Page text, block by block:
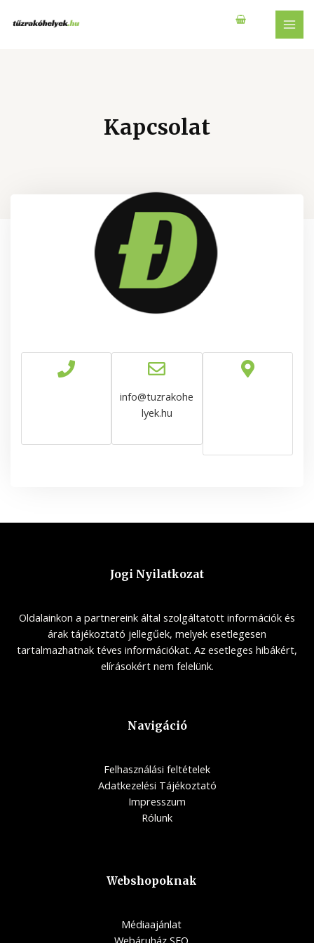
Kapcsolat
info@tuzrakohe
lyek.hu
Jogi Nyilatkozat
Oldalainkon a partnereink által szolgáltatott információk és
árak tájékoztató jellegűek, melyek esetlegesen
tartalmazhatnak téves információkat. Az esetleges hibákért,
elírásokért nem felelünk.
Navigáció
Felhasználási feltételek
Adatkezelési Tájékoztató
Impresszum
Rólunk
Webshopoknak
Médiaajánlat